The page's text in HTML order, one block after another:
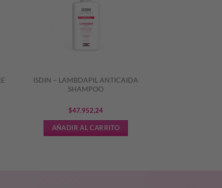
ISDIN – LAMBDAPIL ANTICAIDA
SHAMPOO
$47.952,24
AÑADIR AL CARRITO